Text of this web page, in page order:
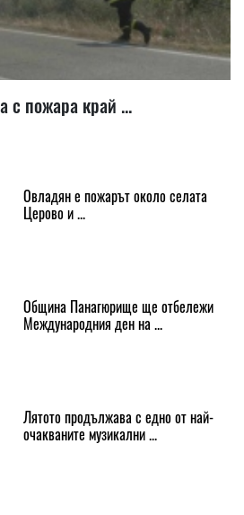
с пожара край ...
Овладян е пожарът около селата
Церово и ...
Община Панагюрище ще отбележи
Международния ден на ...
Лятото продължава с едно от най-
очакваните музикални ...